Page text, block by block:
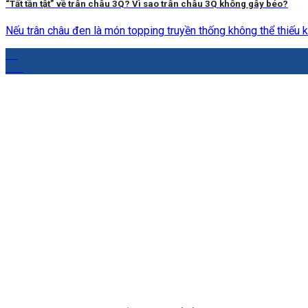
“Tất tần tật” về trân châu 3Q? Vì sao trân châu 3Q không gây béo?
Nếu trân châu đen là món topping truyền thống không thể thiếu